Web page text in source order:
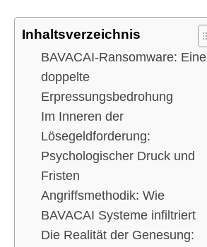
Inhaltsverzeichnis
BAVACAI-Ransomware: Eine
doppelte
Erpressungsbedrohung
Im Inneren der
Lösegeldforderung:
Psychologischer Druck und
Fristen
Angriffsmethodik: Wie
BAVACAI Systeme infiltriert
Die Realität der Genesung: